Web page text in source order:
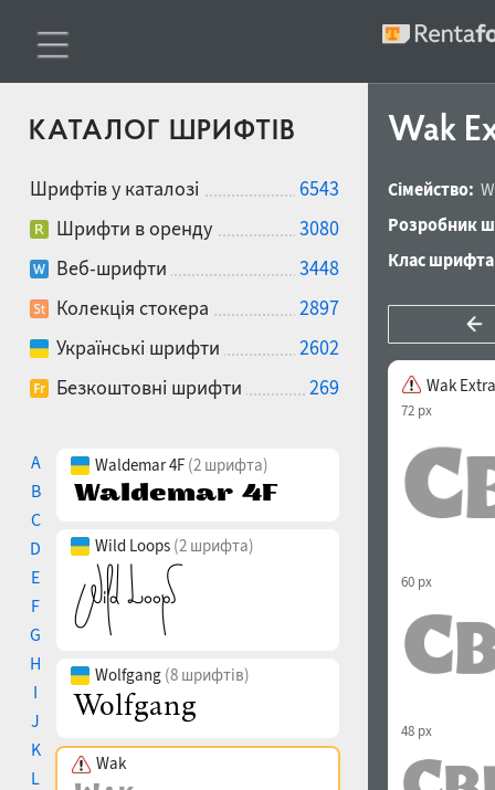
КАТАЛОГ ШРИФТІВ
Шрифтів у каталозі
6543
Шрифти в оренду
3080
Веб-шрифти
3448
Колекція стокера
2897
Українські шрифти
2602
Безкоштовні шрифти
269
A
B
C
D
E
F
G
H
I
J
K
L
Waldemar 4F (2 шрифта)
Wild Loops (2 шрифта)
Wolfgang (8 шрифтів)
Wak
Wak
Сімейство:
Розробник
Клас
Wak
72 px
60 px
48 px